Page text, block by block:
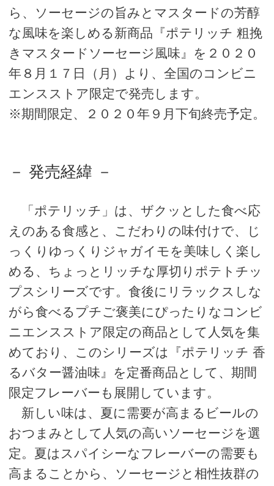
ら、ソーセージの旨みとマスタードの芳醇
な風味を楽しめる新商品『ポテリッチ 粗挽
きマスタードソーセージ風味』を２０２０
年８月１７日（月）より、全国のコンビニ
エンスストア限定で発売します。
※期間限定、２０２０年９月下旬終売予定。
－ 発売経緯 －
「ポテリッチ」は、ザクッとした食べ応
えのある食感と、こだわりの味付けで、じ
っくりゆっくりジャガイモを美味しく楽し
める、ちょっとリッチな厚切りポテトチッ
プスシリーズです。食後にリラックスしな
がら食べるプチご褒美にぴったりなコンビ
ニエンスストア限定の商品として人気を集
めており、このシリーズは『ポテリッチ 香
るバター醤油味』を定番商品として、期間
限定フレーバーも展開しています。
新しい味は、夏に需要が高まるビールの
おつまみとして人気の高いソーセージを選
定。夏はスパイシーなフレーバーの需要も
高まることから、ソーセージと相性抜群の